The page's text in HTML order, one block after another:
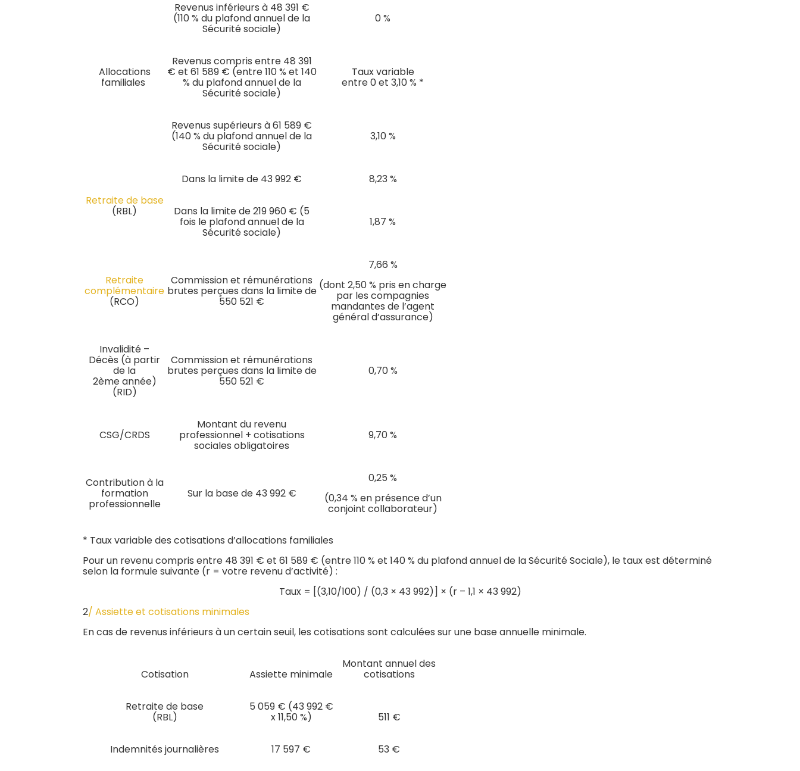
Allocations
familiales
Revenus inférieurs à 48 391 €
(110 % du plafond annuel de la
Sécurité sociale)
0 %
Revenus compris entre 48 391
€ et 61 589 € (entre 110 % et 140
% du plafond annuel de la
Sécurité sociale)
Taux variable
entre 0 et 3,10 % *
Revenus supérieurs à 61 589 €
(140 % du plafond annuel de la
Sécurité sociale)
3,10 %
Retraite de base
(RBL)
Dans la limite de 43 992 € 8,23 %
Dans la limite de 219 960 € (5
fois le plafond annuel de la
Sécurité sociale)
1,87 %
Retraite
complémentaire
(RCO)
Commission et rémunérations
brutes perçues dans la limite de
550 521 €
7,66 %
(dont 2,50 % pris en charge
par les compagnies
mandantes de l’agent
général d’assurance)
Invalidité –
Décès (à partir
de la
2ème année)
(RID)
Commission et rémunérations
brutes perçues dans la limite de
550 521 €
0,70 %
CSG/CRDS
Montant du revenu
professionnel + cotisations
sociales obligatoires
9,70 %
Contribution à la
formation
professionnelle
Sur la base de 43 992 €
0,25 %
(0,34 % en présence d’un
conjoint collaborateur)
* Taux variable des cotisations d’allocations familiales
Pour un revenu compris entre 48 391 € et 61 589 € (entre 110 % et 140 % du plafond annuel de la Sécurité Sociale), le taux est déterminé
selon la formule suivante (r = votre revenu d’activité) :
Taux = [(3,10/100) / (0,3 × 43 992)] × (r – 1,1 × 43 992)
2/ Assiette et cotisations minimales
En cas de revenus inférieurs à un certain seuil, les cotisations sont calculées sur une base annuelle minimale.
Cotisation Assiette minimale
Montant annuel des
cotisations
Retraite de base
(RBL)
5 059 € (43 992 €
x 11,50 %) 511 €
Indemnités journalières 17 597 € 53 €